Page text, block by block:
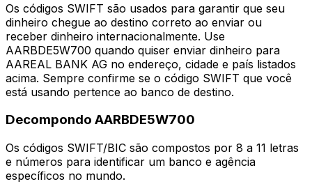
Os códigos SWIFT são usados para garantir que seu
dinheiro chegue ao destino correto ao enviar ou
receber dinheiro internacionalmente. Use
AARBDE5W700 quando quiser enviar dinheiro para
AAREAL BANK AG no endereço, cidade e país listados
acima. Sempre confirme se o código SWIFT que você
está usando pertence ao banco de destino.
Decompondo AARBDE5W700
Os códigos SWIFT/BIC são compostos por 8 a 11 letras
e números para identificar um banco e agência
específicos no mundo.